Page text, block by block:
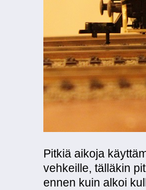
Pitkiä aikoja
vehkeille, tälläkin
ennen kuin alkoi